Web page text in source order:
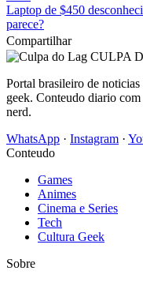
Laptop de $450
parece?
Compartilhar
CULPA
Portal brasileiro de
geek. Conteudo diario
nerd.
WhatsApp · Instagram ·
Conteudo
Games
Animes
Cinema e Series
Tech
Cultura Geek
Sobre